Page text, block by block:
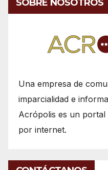
SOBRE NOSOTROS
Una empresa de
imparcialidad e
Acrópolis es un portal
por internet.